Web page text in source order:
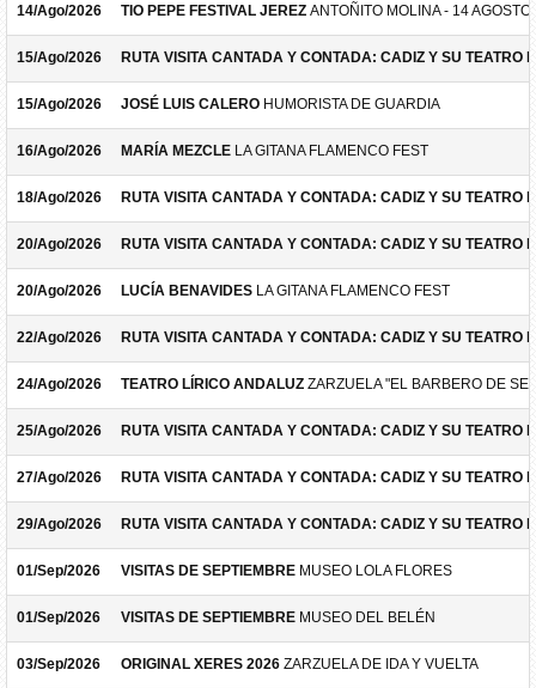
14/Ago/2026 TIO PEPE FESTIVAL JEREZ ANTOÑITO MOLINA - 14 AGOSTO
15/Ago/2026 RUTA VISITA CANTADA Y CONTADA: CADIZ Y SU TEATRO
15/Ago/2026 JOSÉ LUIS CALERO HUMORISTA DE GUARDIA
16/Ago/2026 MARÍA MEZCLE LA GITANA FLAMENCO FEST
18/Ago/2026 RUTA VISITA CANTADA Y CONTADA: CADIZ Y SU TEATRO
20/Ago/2026 RUTA VISITA CANTADA Y CONTADA: CADIZ Y SU TEATRO
20/Ago/2026 LUCÍA BENAVIDES LA GITANA FLAMENCO FEST
22/Ago/2026 RUTA VISITA CANTADA Y CONTADA: CADIZ Y SU TEATRO
24/Ago/2026 TEATRO LÍRICO ANDALUZ ZARZUELA "EL BARBERO DE
25/Ago/2026 RUTA VISITA CANTADA Y CONTADA: CADIZ Y SU TEATRO
27/Ago/2026 RUTA VISITA CANTADA Y CONTADA: CADIZ Y SU TEATRO
29/Ago/2026 RUTA VISITA CANTADA Y CONTADA: CADIZ Y SU TEATRO
01/Sep/2026 VISITAS DE SEPTIEMBRE MUSEO LOLA FLORES
01/Sep/2026 VISITAS DE SEPTIEMBRE MUSEO DEL BELÉN
03/Sep/2026 ORIGINAL XERES 2026 ZARZUELA DE IDA Y VUELTA